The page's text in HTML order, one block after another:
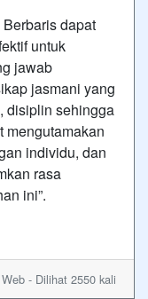
dapat
untuk
jawab
jasmani yang
disiplin sehingga
mengutamakan
individu, dan
rasa
ini”.
- Dilihat 2550 kali